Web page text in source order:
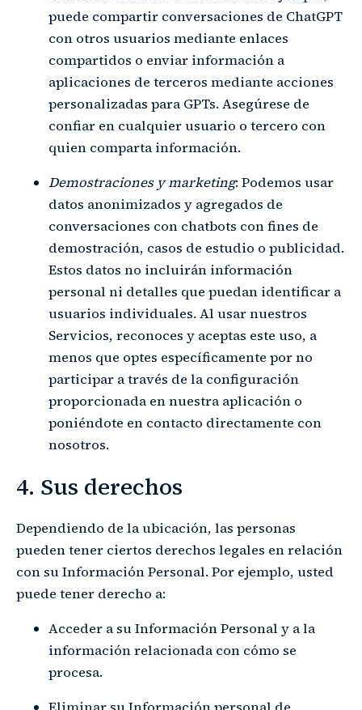
puede compartir conversaciones de ChatGPT
con otros usuarios mediante enlaces
compartidos o enviar información a
aplicaciones de terceros mediante acciones
personalizadas para GPTs. Asegúrese de
confiar en cualquier usuario o tercero con
quien comparta información.
Demostraciones y marketing: Podemos usar
datos anonimizados y agregados de
conversaciones con chatbots con fines de
demostración, casos de estudio o publicidad.
Estos datos no incluirán información
personal ni detalles que puedan identificar a
usuarios individuales. Al usar nuestros
Servicios, reconoces y aceptas este uso, a
menos que optes específicamente por no
participar a través de la configuración
proporcionada en nuestra aplicación o
poniéndote en contacto directamente con
nosotros.
4. Sus derechos
Dependiendo de la ubicación, las personas
pueden tener ciertos derechos legales en relación
con su Información Personal. Por ejemplo, usted
puede tener derecho a:
Acceder a su Información Personal y a la
información relacionada con cómo se
procesa.